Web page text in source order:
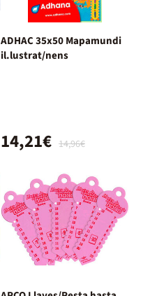
ADHAC 35x50 Mapamundi
il.lustrat/nens
14,96€
14,21€